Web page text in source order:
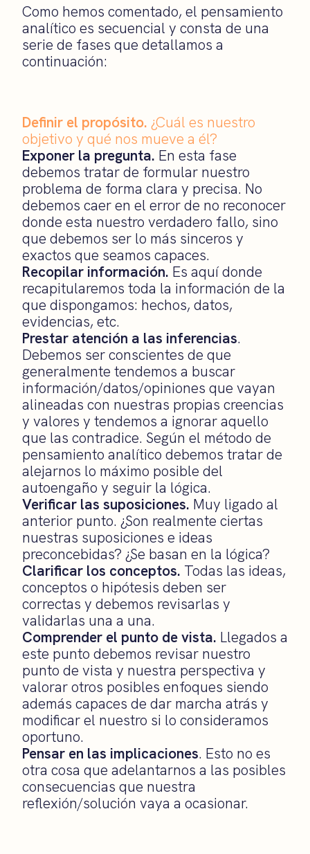
Como hemos comentado, el pensamiento
analítico es secuencial y consta de una
serie de fases que detallamos a
continuación:
Definir el propósito. ¿Cuál es nuestro
objetivo y qué nos mueve a él?
Exponer la pregunta. En esta fase
debemos tratar de formular nuestro
problema de forma clara y precisa. No
debemos caer en el error de no reconocer
donde esta nuestro verdadero fallo, sino
que debemos ser lo más sinceros y
exactos que seamos capaces.
Recopilar información. Es aquí donde
recapitularemos toda la información de la
que dispongamos: hechos, datos,
evidencias, etc.
Prestar atención a las inferencias.
Debemos ser conscientes de que
generalmente tendemos a buscar
información/datos/opiniones que vayan
alineadas con nuestras propias creencias
y valores y tendemos a ignorar aquello
que las contradice. Según el método de
pensamiento analítico debemos tratar de
alejarnos lo máximo posible del
autoengaño y seguir la lógica.
Verificar las suposiciones. Muy ligado al
anterior punto. ¿Son realmente ciertas
nuestras suposiciones e ideas
preconcebidas? ¿Se basan en la lógica?
Clarificar los conceptos. Todas las ideas,
conceptos o hipótesis deben ser
correctas y debemos revisarlas y
validarlas una a una.
Comprender el punto de vista. Llegados a
este punto debemos revisar nuestro
punto de vista y nuestra perspectiva y
valorar otros posibles enfoques siendo
además capaces de dar marcha atrás y
modificar el nuestro si lo consideramos
oportuno.
Pensar en las implicaciones. Esto no es
otra cosa que adelantarnos a las posibles
consecuencias que nuestra
reflexión/solución vaya a ocasionar.